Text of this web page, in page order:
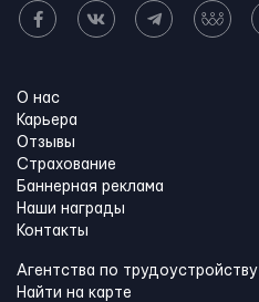
О нас
Карьера
Отзывы
Страхование
Баннерная реклама
Наши награды
Контакты
Агентства по трудоустройству
Найти на карте